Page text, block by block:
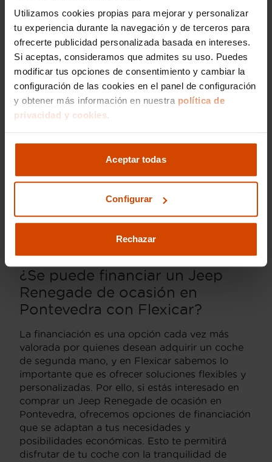
Utilizamos cookies propias para mejorar y personalizar
tu experiencia durante la navegación y de terceros para
ofrecerte publicidad personalizada basada en intereses.
Si aceptas, consideramos que admites su uso. Puedes
modificar tus opciones de consentimiento y cambiar la
configuración de las cookies en el panel de configuración
y obtener más información en nuestra política de
privacidad y cookies.
Aceptar todas
Configurar
Rechazar
robusto y aptitudes tanto en carretera como en
terrenos más exigentes. El precio medio de un
Jeep Renegade de segunda mano en
Pontevedra varía dependiendo del año de
fabricación, el kilometraje y el estado general del
vehículo.
Actualmente, el precio de un Jeep Renegade
usado en la provincia oscila entre los
euros y 22,000 euros. Los modelos más nuevos,
con menor kilometraje y características
adicionales como tracción a las cuatro ruedas o
sistemas de asistencia avanzada, tienden a
precios. La popularidad del Renegade en el
mercado de segunda mano se debe, en parte, a
¿Se puede financiar un Jeep
Renegade de ocasión en
Pontevedra con Flexicar?
La financiación es una opción cada vez más
valorada por quienes desean adquirir un coche
de segunda mano, y en Flexicar sabemos lo
importante que es ofrecer soluciones flexibles y
personalizadas. Por ello, si estás interesado en
comprar un Jeep Renegade de ocasión en
Pontevedra, ofrecemos opciones de financiación
que se adaptan a tus necesidades y
posibilidades económicas. Esto te permitirá
disfrutar de tu coche con la tranquilidad de